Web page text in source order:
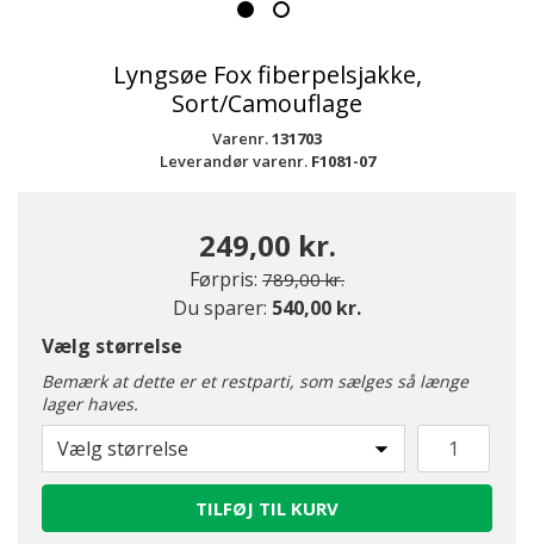
Lyngsøe Fox fiberpelsjakke,
Sort/Camouflage
Varenr.131703
Leverandør varenr. F1081-07
249,00 kr.
Førpris: Pris nedsat fra
789,00 kr.til
Du sparer: 540,00 kr.
Vælg størrelse
Bemærk at dette er et restparti, som sælges så længe
lager haves.
Vælg størrelse
TILFØJ TIL KURV